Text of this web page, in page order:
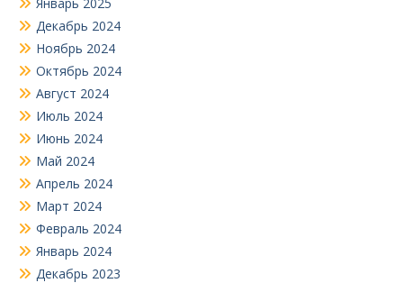
Декабрь 2024
Ноябрь 2024
Октябрь 2024
Август 2024
Июль 2024
Июнь 2024
Май 2024
Апрель 2024
Март 2024
Февраль 2024
Январь 2024
Декабрь 2023